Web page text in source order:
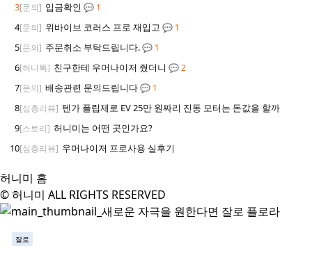
3[문의] 입금확인 💬 1
4[문의] 위바이브 코러스 프로 재입고 💬 1
5[문의] 주문취소 부탁드립니다.💬 1
6[허니톡] 친구한테 우머나이저 줬더니 💬 2
7[문의] 배송관련 문의드립니다💬 1
8[심층리뷰] 텐가 플립제로 EV 25만 원짜리 진동 모터는 돈값을 할까
9[스토리] 허니미는 어떤 곳인가요?
10[심층리뷰] 우머나이저 프로사용 실후기
허니미 홈
© 허니미 ALL RIGHTS RESERVED
잘로